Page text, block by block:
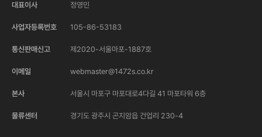
대표이사 정영민
사업자등록번호 105-86-53183
통신판매신고 제2020-서울마포-1887호
이메일 webmaster@1472s.co.kr
본사 서울시 마포구 마포대로4다길 41 마포타워 6층
물류센터 경기도 광주시 곤지암읍 건업리 230-4